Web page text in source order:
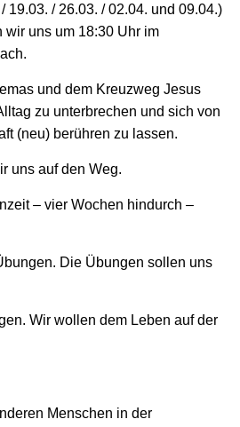
19.03. / 26.03. / 02.04. und 09.04.)
wir uns um 18:30 Uhr im
und dem Kreuzweg Jesus
zu unterbrechen und sich von
(neu) berühren zu lassen.
uns auf den Weg.
– vier Wochen hindurch –
Die Übungen sollen uns
Wir wollen dem Leben auf der
Menschen in der